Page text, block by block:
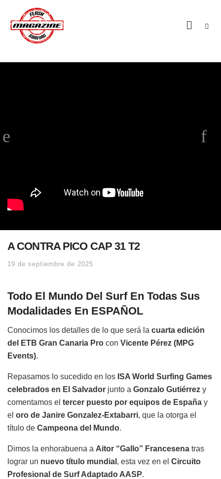
A CONTRA PICO CAP 31 T2
19 de septiembre de 2025
Todo El Mundo Del Surf En Todas Sus
Modalidades En ESPAÑOL
Conocimos los detalles de lo que será la cuarta edición
del ETB Gran Canaria Pro con Vicente Pérez (MPG
Events).
Repasamos lo sucedido en los ISA World Surfing Games
celebrados en El Salvador junto a Gonzalo Gutiérrez y
comentamos el tercer puesto por equipos de España y
el oro de Janire Gonzalez-Extabarri, que la otorga el
título de Campeona del Mundo.
Dimos la enhorabuena a Aitor “Gallo” Francesena tras
lograr un nuevo título mundial , esta vez en el Circuito
Profesional de Surf Adaptado AASP.